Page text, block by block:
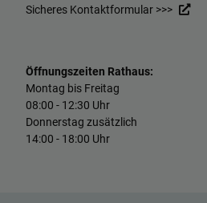
Sicheres Kontaktformular >>>
Öffnungszeiten Rathaus:
Montag bis Freitag
08:00 - 12:30 Uhr
Donnerstag zusätzlich
14:00 - 18:00 Uhr